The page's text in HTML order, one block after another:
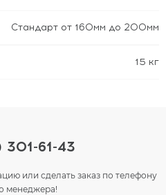
Стандарт от 160мм до 200мм
15 кг
61-43
или сделать заказ по телефону
менеджера!